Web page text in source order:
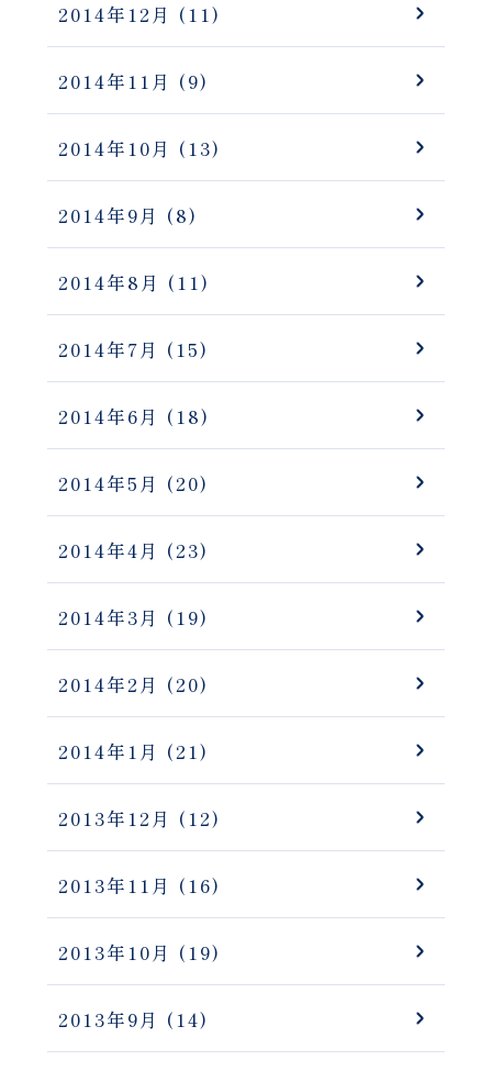
2014年12月 (11)
2014年11月 (9)
2014年10月 (13)
2014年9月 (8)
2014年8月 (11)
2014年7月 (15)
2014年6月 (18)
2014年5月 (20)
2014年4月 (23)
2014年3月 (19)
2014年2月 (20)
2014年1月 (21)
2013年12月 (12)
2013年11月 (16)
2013年10月 (19)
2013年9月 (14)